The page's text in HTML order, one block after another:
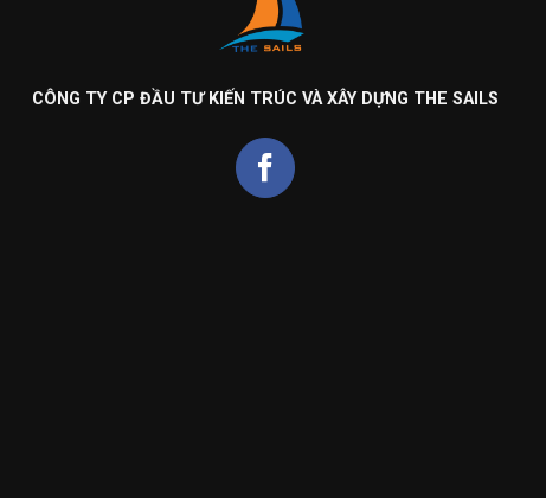
CÔNG TY CP ĐẦU TƯ KIẾN TRÚC VÀ XÂY DỰNG THE SAILS